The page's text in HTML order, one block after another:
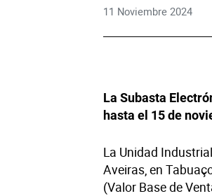
11 Noviembre 2024
La Subasta
hasta el 15 de
La Unidad
Aveiras, en
(Valor Base de